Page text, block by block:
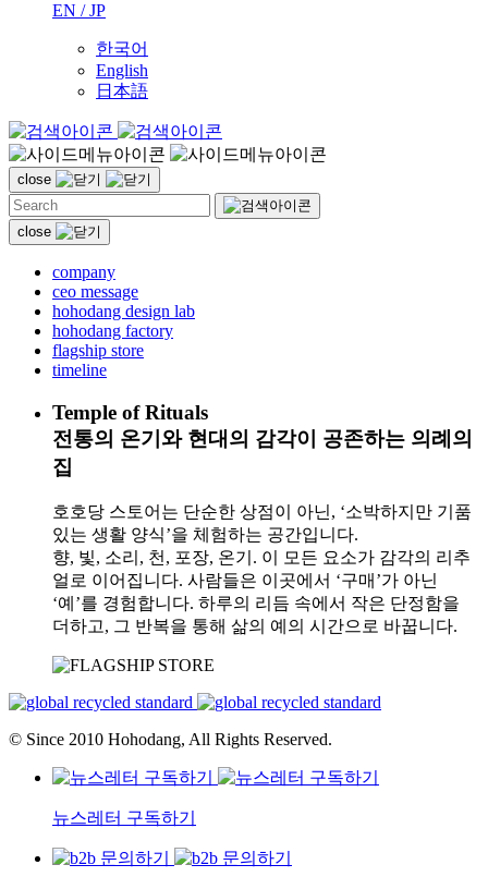
EN / JP
한국어
English
日本語
close
close
company
ceo message
hohodang design lab
hohodang factory
flagship store
timeline
Temple of Rituals
전통의 온기와 현대의 감각이 공존하는 의례의
집
호호당 스토어는 단순한 상점이 아닌, ‘소박하지만 기품
있는 생활 양식’을 체험하는 공간입니다.
향, 빛, 소리, 천, 포장, 온기. 이 모든 요소가 감각의 리추
얼로 이어집니다. 사람들은 이곳에서 ‘구매’가 아닌
‘예’를 경험합니다. 하루의 리듬 속에서 작은 단정함을
더하고, 그 반복을 통해 삶의 예의 시간으로 바꿉니다.
© Since 2010 Hohodang, All Rights Reserved.
뉴스레터 구독하기